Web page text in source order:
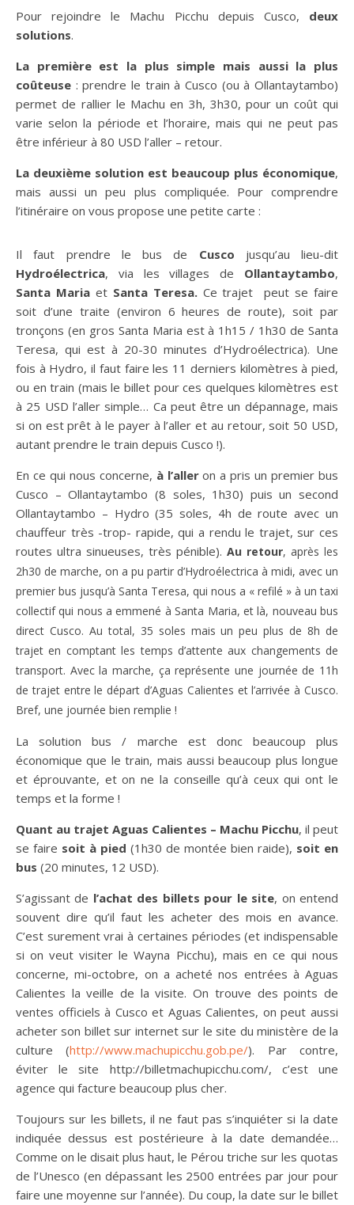
Pour rejoindre le Machu Picchu depuis Cusco, deux
solutions.
La première est la plus simple mais aussi la plus
coûteuse : prendre le train à Cusco (ou à Ollantaytambo)
permet de rallier le Machu en 3h, 3h30, pour un coût qui
varie selon la période et l’horaire, mais qui ne peut pas
être inférieur à 80 USD l’aller – retour.
La deuxième solution est beaucoup plus économique,
mais aussi un peu plus compliquée. Pour comprendre
l’itinéraire on vous propose une petite carte :
Il faut prendre le bus de Cusco jusqu’au lieu-dit
Hydroélectrica, via les villages de Ollantaytambo,
Santa Mariaet Santa Teresa. Ce trajet peut se faire
soit d’une traite (environ 6 heures de route), soit par
tronçons (en gros Santa Maria est à 1h15 / 1h30 de Santa
Teresa, qui est à 20-30 minutes d’Hydroélectrica). Une
fois à Hydro, il faut faire les 11 derniers kilomètres à pied,
ou en train (mais le billet pour ces quelques kilomètres est
à 25 USD l’aller simple… Ca peut être un dépannage, mais
si on est prêt à le payer à l’aller et au retour, soit 50 USD,
autant prendre le train depuis Cusco !).
En ce qui nous concerne, à l’alleron a pris un premier bus
Cusco – Ollantaytambo (8 soles, 1h30) puis un second
Ollantaytambo – Hydro (35 soles, 4h de route avec un
chauffeur très -trop- rapide, qui a rendu le trajet, sur ces
routes ultra sinueuses, très pénible). Au retour, après les
2h30 de marche, on a pu partir d’Hydroélectrica à midi, avec un
premier bus jusqu’à Santa Teresa, qui nous a « refilé » à un taxi
collectif qui nous a emmené à Santa Maria, et là, nouveau bus
direct Cusco. Au total, 35 soles mais un peu plus de 8h de
trajet en comptant les temps d’attente aux changements de
transport. Avec la marche, ça représente une journée de 11h
de trajet entre le départ d’Aguas Calientes et l’arrivée à Cusco.
Bref, une journée bien remplie !
La solution bus / marche est donc beaucoup plus
économique que le train, mais aussi beaucoup plus longue
et éprouvante, et on ne la conseille qu’à ceux qui ont le
temps et la forme !
Quant au trajet Aguas Calientes – Machu Picchu, il peut
se faire soit à pied (1h30 de montée bien raide), soit en
bus (20 minutes, 12 USD).
S’agissant de l’achat des billets pour le site, on entend
souvent dire qu’il faut les acheter des mois en avance.
C’est surement vrai à certaines périodes (et indispensable
si on veut visiter le Wayna Picchu), mais en ce qui nous
concerne, mi-octobre, on a acheté nos entrées à Aguas
Calientes la veille de la visite. On trouve des points de
ventes officiels à Cusco et Aguas Calientes, on peut aussi
acheter son billet sur internet sur le site du ministère de la
culture (http://www.machupicchu.gob.pe/). Par contre,
éviter le site http://billetmachupicchu.com/, c’est une
agence qui facture beaucoup plus cher.
Toujours sur les billets, il ne faut pas s’inquiéter si la date
indiquée dessus est postérieure à la date demandée…
Comme on le disait plus haut, le Pérou triche sur les quotas
de l’Unesco (en dépassant les 2500 entrées par jour pour
faire une moyenne sur l’année). Du coup, la date sur le billet